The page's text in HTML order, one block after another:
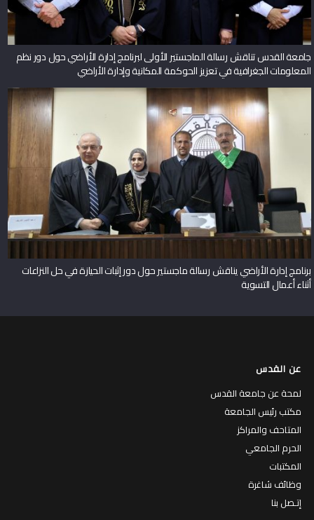
جامعة القدس تناقش رسالة الماجستير الأولى لبرنامج إدارة الأراضي حول دور نظم
المعلومات الجغرافية في تعزيز الحوكمة المكانية وإدارة الأراضي
برنامج إدارة الأراضي يناقش رسالة ماجستير حول دور إثبات الحيازة في حل النزاعات
أثناء أعمال التسوية
عن القدس
لمحة عن جامعة القدس
مكتب رئيس الجامعة
المتاحف والمراكز
الحرم الجامعي
المكتبات
وظائف شاغرة
إتـصل بنا